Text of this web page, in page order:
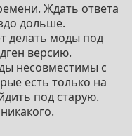
Ждать ответа
дольше.
делать моды под
версию.
несовместимы с
есть только на
под старую.